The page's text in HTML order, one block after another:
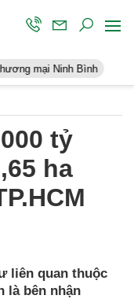
Bình Điều hành
tỷ
ha
liên quan thuộc
là bên nhận